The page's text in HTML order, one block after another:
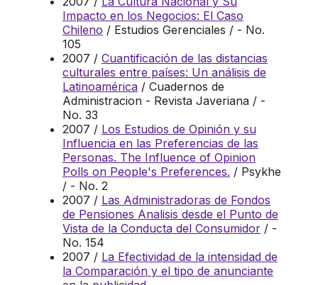
Impacto en los Negocios: El Caso
Chileno / Estudios Gerenciales / - No.
105
2007 / Cuantificación de las distancias
culturales entre países: Un análisis de
Latinoamérica / Cuadernos de
Administracion - Revista Javeriana / -
No. 33
2007 / Los Estudios de Opinión y su
Influencia en las Preferencias de las
Personas. The Influence of Opinion
Polls on People's Preferences. / Psykhe
/ - No. 2
2007 / Las Administradoras de Fondos
de Pensiones Analisis desde el Punto de
Vista de la Conducta del Consumidor / -
No. 154
2007 / La Efectividad de la intensidad de
la Comparación y el tipo de anunciante